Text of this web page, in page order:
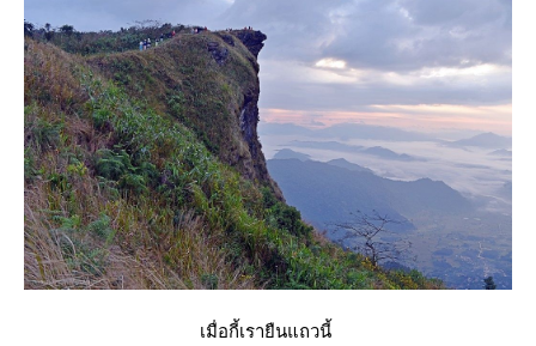
เมื่อกี้เรายืนแถวนี้